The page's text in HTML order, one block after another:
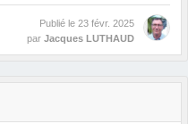
Publié le 23 févr. 2025
par Jacques LUTHAUD